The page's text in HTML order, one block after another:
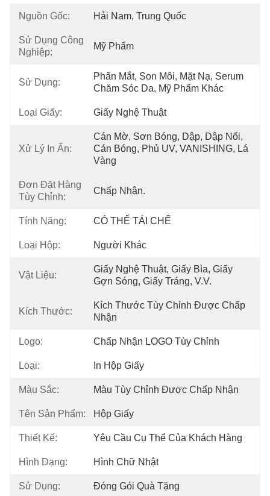
Nguồn Gốc: Hải Nam, Trung Quốc
Sử Dụng Công
Nghiệp:
Mỹ Phẩm
Sử Dụng:
Phấn Mắt, Son Môi, Mặt Nạ, Serum
Chăm Sóc Da, Mỹ Phẩm Khác
Loại Giấy: Giấy Nghệ Thuật
Xử Lý In Ấn:
Cán Mờ, Sơn Bóng, Dập, Dập Nổi,
Cán Bóng, Phủ UV, VANISHING, Lá
Vàng
Đơn Đặt Hàng
Tùy Chỉnh:
Chấp Nhận.
Tính Năng: CÓ THỂ TÁI CHẾ
Loại Hộp: Người Khác
Vật Liệu:
Giấy Nghệ Thuật, Giấy Bìa, Giấy
Gợn Sóng, Giấy Tráng, V.v.
Kích Thước:
Kích Thước Tùy Chỉnh Được Chấp
Nhận
Logo: Chấp Nhận LOGO Tùy Chỉnh
Loại: In Hộp Giấy
Màu Sắc: Màu Tùy Chỉnh Được Chấp Nhận
Tên Sản Phẩm: Hộp Giấy
Thiết Kế: Yêu Cầu Cụ Thể Của Khách Hàng
Hình Dạng: Hình Chữ Nhật
Sử Dụng: Đóng Gói Quà Tặng